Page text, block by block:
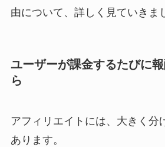
由について、詳しく見ていきま
ユーザーが課金するたびに
ら
アフィリエイトには、大きく分
あります。